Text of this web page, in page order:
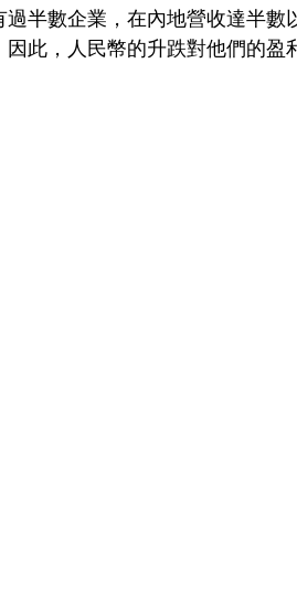
半數企業，在內地營收達半數
此，人民幣的升跌對他們的盈